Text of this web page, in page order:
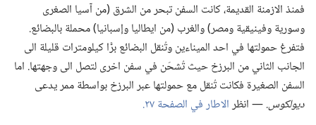
فمنذ الازمنة القديمة،‏ كانت السفن تبحر من الشرق (‏من آسيا الصغرى
وسورية وفينيقية ومصر)‏ والغرب (‏من ايطاليا وإسبانيا)‏ محملة بالبضائع.‏
فتفرغ حمولتها في احد الميناءين وتُنقل البضائع برًّا كيلومترات قليلة الى
الجانب الثاني من البرزخ حيث تُشحَن في سفن اخرى لتصل الى وجهتها.‏ اما
السفن الصغيرة فكانت تُنقل مع حمولتها عبر البرزخ بواسطة ممر يدعى
ديولكوس.‏‏—‏ انظرالاطار في الصفحة ٢٧.‏